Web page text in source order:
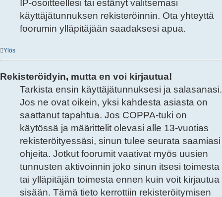
IP-osoitteellesi tai estänyt valitsemasi
käyttäjätunnuksen rekisteröinnin. Ota yhteyttä
foorumin ylläpitäjään saadaksesi apua.
Ylös
Rekisteröidyin, mutta en voi kirjautua!
Tarkista ensin käyttäjätunnuksesi ja salasanasi.
Jos ne ovat oikein, yksi kahdesta asiasta on
saattanut tapahtua. Jos COPPA-tuki on
käytössä ja määrittelit olevasi alle 13-vuotias
rekisteröityessäsi, sinun tulee seurata saamiasi
ohjeita. Jotkut foorumit vaativat myös uusien
tunnusten aktivoinnin joko sinun itsesi toimesta
tai ylläpitäjän toimesta ennen kuin voit kirjautua
sisään. Tämä tieto kerrottiin rekisteröitymisen